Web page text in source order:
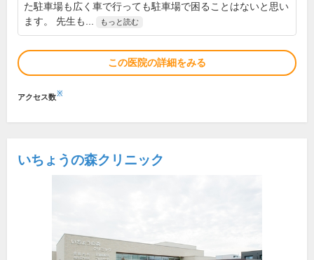
た駐車場も広く車で行っても駐車場で困ることはないと思い
ます。 先生も...
もっと読む
この医院の詳細をみる
アクセス数※
いちょうの森クリニック